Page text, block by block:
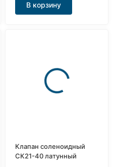
В корзину
Клапан соленоидный
СК21-40 латунный